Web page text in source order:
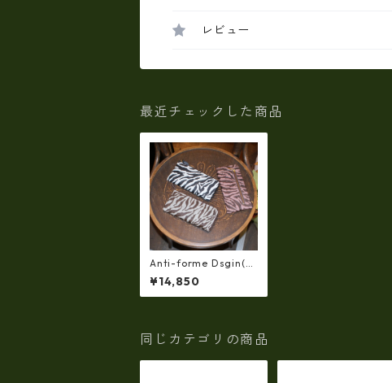
レビュー
最近チェックした商品
Anti-forme Dsgin(ア
ンチフォルムデザイ
ン)京友禅zebra L字長
財布 af-29900052
¥14,850
同じカテゴリの商品